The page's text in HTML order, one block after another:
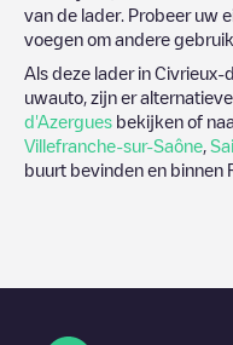
van de lader. Probeer uw
voegen om andere
Als deze lader in Civrieux-
uwauto, zijn er
d'Azergues bekijken of
Villefranche-sur-Saône
buurt bevinden en binnen